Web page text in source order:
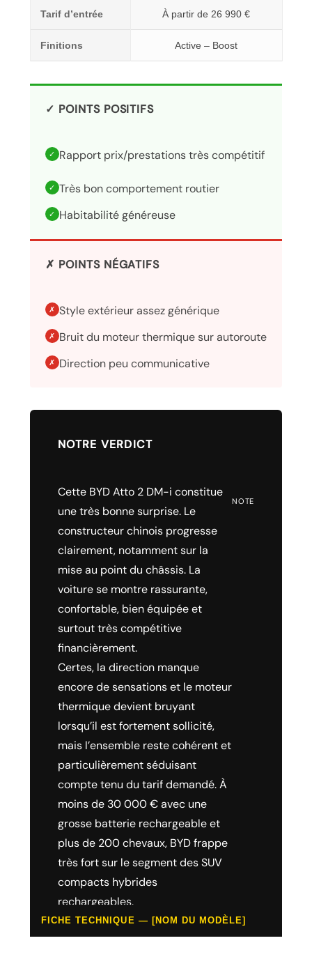
FICHE TECHNIQUE — [NOM DU MODÈLE]
Tarif d’entrée À partir de 26 990 €
Finitions Active – Boost
✓ POINTS POSITIFS
✓ Rapport prix/prestations très compétitif
✓ Très bon comportement routier
✓ Habitabilité généreuse
✗ POINTS NÉGATIFS
✗ Style extérieur assez générique
✗ Bruit du moteur thermique sur autoroute
✗ Direction peu communicative
NOTRE VERDICT
Cette BYD Atto 2 DM-i constitue
une très bonne surprise. Le
constructeur chinois progresse
clairement, notamment sur la
mise au point du châssis. La
voiture se montre rassurante,
confortable, bien équipée et
surtout très compétitive
financièrement.
Certes, la direction manque
encore de sensations et le moteur
thermique devient bruyant
lorsqu’il est fortement sollicité,
mais l’ensemble reste cohérent et
particulièrement séduisant
compte tenu du tarif demandé. À
moins de 30 000 € avec une
grosse batterie rechargeable et
plus de 200 chevaux, BYD frappe
très fort sur le segment des SUV
compacts hybrides
rechargeables.
NOTE